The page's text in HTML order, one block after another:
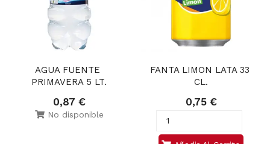
AGUA FUENTE
PRIMAVERA 5 LT.
0,87 €
No disponible
FANTA LIMON LATA 33
CL.
0,75 €